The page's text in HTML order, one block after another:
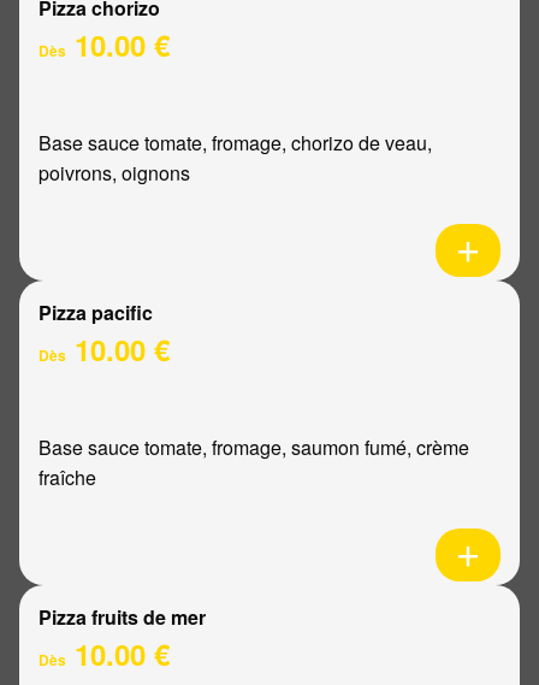
Pizza chorizo
Dès 10.00 €
Base sauce tomate, fromage, chorizo de veau,
poivrons, oignons
Pizza pacific
Dès 10.00 €
Base sauce tomate, fromage, saumon fumé, crème
fraîche
Pizza fruits de mer
Dès 10.00 €